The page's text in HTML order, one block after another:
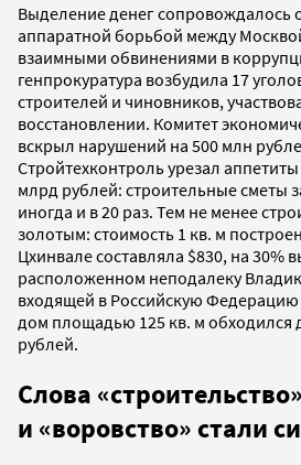
Выделение денег сопровождалось
аппаратной борьбой между
взаимными обвинениями в
генпрокуратура возбудила 17
строителей и чиновников,
восстановлении. Комитет
вскрыл нарушений на 500 млн
Стройтехконтроль урезал
млрд рублей: строительные сметы
иногда и в 20 раз. Тем не менее
золотым: стоимость 1 кв. м
Цхинвале составляла $830, на 30%
расположенном неподалеку
входящей в Российскую
дом площадью 125 кв. м обходился
рублей.
Слова «строительство»
и «воровство» стали